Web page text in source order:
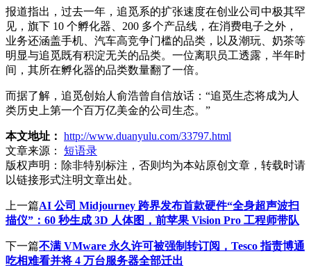
报道指出，过去一年，追觅系的扩张速度在创业公司中极其罕
见，旗下 10 个孵化器、200 多个产品线，在消费电子之外，
业务还涵盖手机、汽车高竞争门槛的品类，以及潮玩、奶茶等
明显与追觅既有积淀无关的品类。一位离职员工透露，半年时
间，其所在孵化器的品类数量翻了一倍。
而据了解，追觅创始人俞浩曾自信放话：“追觅生态将成为人
类历史上第一个百万亿美金的公司生态。”
本文地址： http://www.duanyulu.com/33797.html
文章来源：
短语录
版权声明： 除非特别标注，否则均为本站原创文章，转载时请
以链接形式注明文章出处。
上一篇AI 公司 Midjourney 跨界发布首款硬件“全身超声波扫
描仪”：60 秒生成 3D 人体图，前苹果 Vision Pro 工程师带队
下一篇不满 VMware 永久许可被强制转订阅，Tesco 指责博通
吃相难看并将 4 万台服务器全部迁出